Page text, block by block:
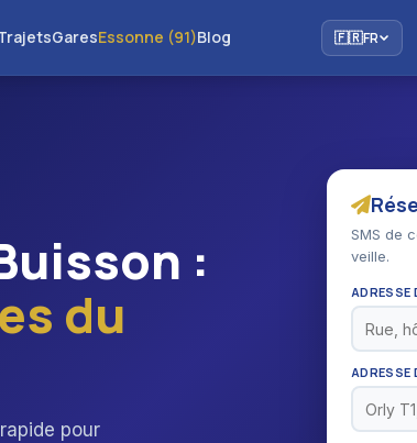
GaresEssonne (91)Blog 🇫🇷FR
:
du
pour
SMS de
veille.
ADRESSE
ADRESSE